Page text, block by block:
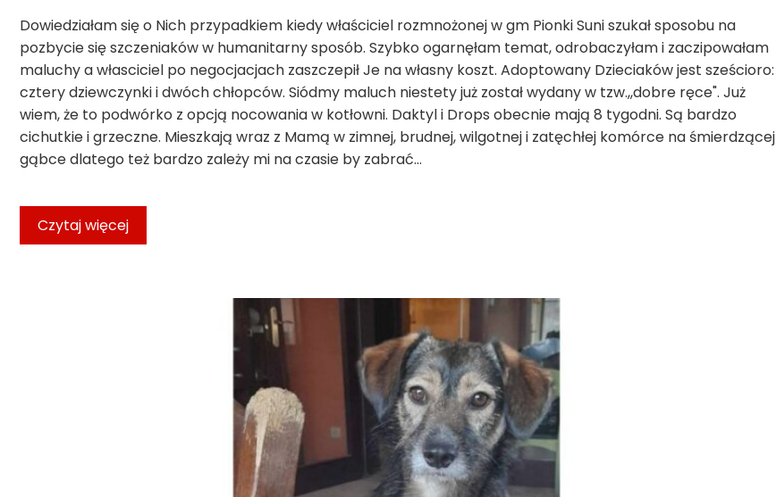
Dowiedziałam się o Nich przypadkiem kiedy właściciel rozmnożonej w gm Pionki Suni szukał sposobu na
pozbycie się szczeniaków w humanitarny sposób. Szybko ogarnęłam temat, odrobaczyłam i zaczipowałam
maluchy a własciciel po negocjacjach zaszczepił Je na własny koszt. Adoptowany Dzieciaków jest sześcioro:
cztery dziewczynki i dwóch chłopców. Siódmy maluch niestety już został wydany w tzw.,,dobre ręce". Już
wiem, że to podwórko z opcją nocowania w kotłowni. Daktyl i Drops obecnie mają 8 tygodni. Są bardzo
cichutkie i grzeczne. Mieszkają wraz z Mamą w zimnej, brudnej, wilgotnej i zatęchłej komórce na śmierdzącej
gąbce dlatego też bardzo zależy mi na czasie by zabrać…
Czytaj więcej